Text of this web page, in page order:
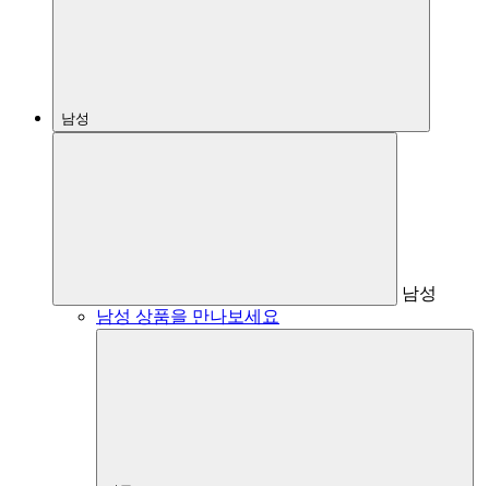
남성
남성
남성 상품을 만나보세요